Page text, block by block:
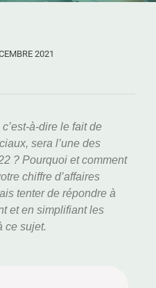
2021
à-dire le fait de
sera l’une des
? Pourquoi et comment
chiffre d’affaires
tenter de répondre à
et en simplifiant les
ce sujet.